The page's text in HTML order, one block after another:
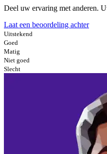
Deel uw ervaring met anderen.
Laat een beoordeling achter
Uitstekend
Goed
Matig
Niet goed
Slecht